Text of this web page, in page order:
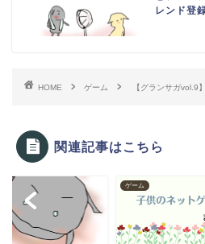
レンド登
HOME ゲーム 【グランサガvol.9
関連記事はこちら
ゲーム